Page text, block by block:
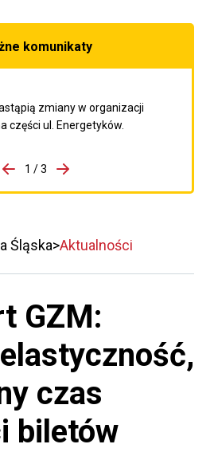
komunikaty
zmiany w organizacji
części ul. Energetyków.
1 / 3
Przejdź do następnego
Śląska Aktualności
GZM:
czas
biletów